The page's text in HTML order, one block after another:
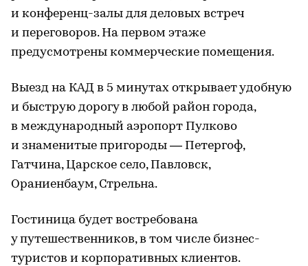
и конференц-залы для деловых встреч
и переговоров. На первом этаже
предусмотрены коммерческие помещения.
Выезд на КАД в 5 минутах открывает удобную
и быструю дорогу в любой район города,
в международный аэропорт Пулково
и знаменитые пригороды — Петергоф,
Гатчина, Царское село, Павловск,
Ораниенбаум, Стрельна.
Гостиница будет востребована
у путешественников, в том числе бизнес-
туристов и корпоративных клиентов.